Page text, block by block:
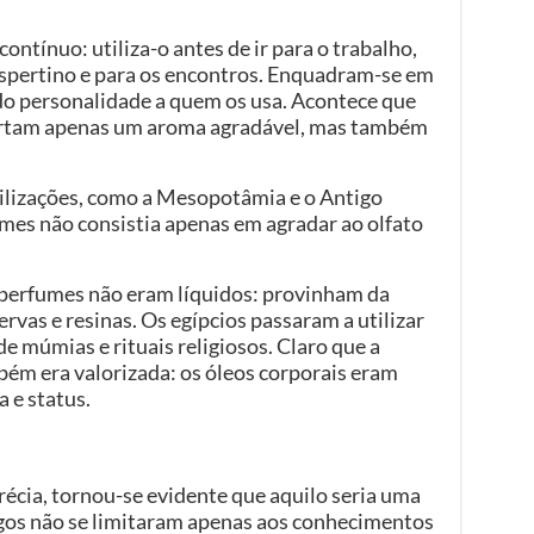
utiliza-o antes de ir para o trabalho,
e para os encontros. Enquadram-se em
personalidade a quem os usa. Acontece que
apenas um aroma agradável, mas também
como a Mesopotâmia e o Antigo
não consistia apenas em agradar ao olfato
não eram líquidos: provinham da
e resinas. Os egípcios passaram a utilizar
múmias e rituais religiosos. Claro que a
era valorizada: os óleos corporais eram
e status.
tornou-se evidente que aquilo seria uma
não se limitaram apenas aos conhecimentos